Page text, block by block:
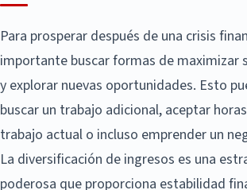
Para prosperar después de una crisis
importante buscar formas de maximizar
y explorar nuevas oportunidades. Esto
buscar un trabajo adicional, aceptar
trabajo actual o incluso emprender un
La diversificación de ingresos es una
poderosa que proporciona estabilidad